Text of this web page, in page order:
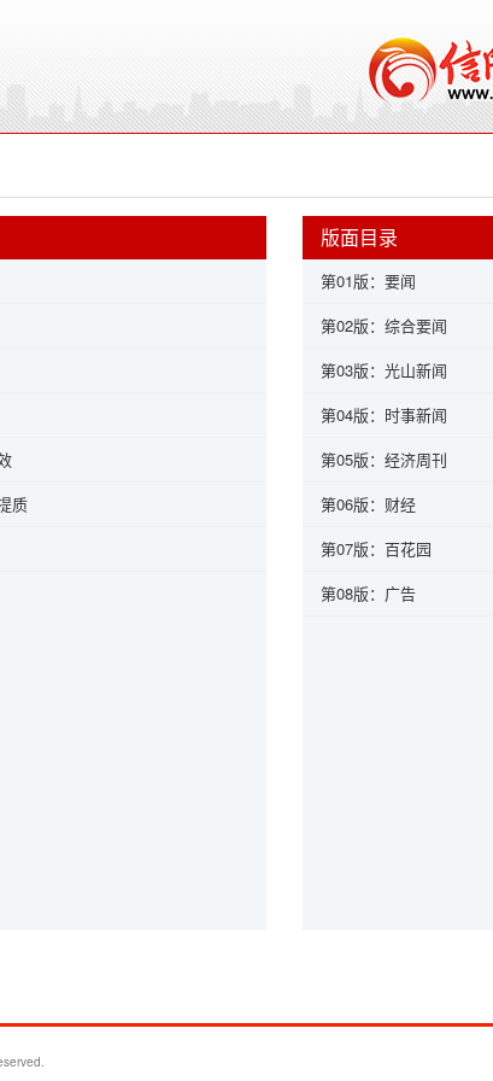
版面目录
第01版：要闻
第02版：综合要闻
第03版：光山新闻
第04版：时事新闻
第05版：经济周刊
第06版：财经
第07版：百花园
第08版：广告
质